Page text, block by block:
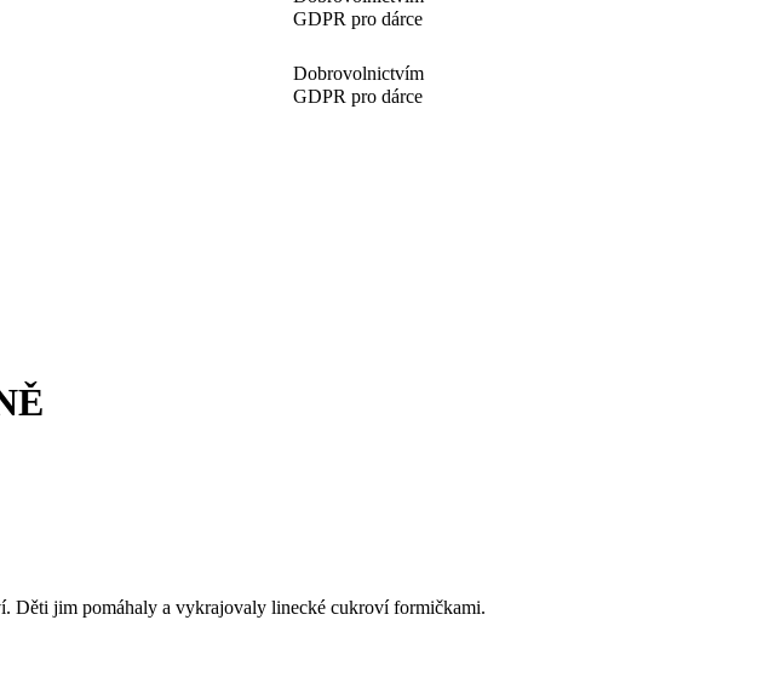
GDPR pro dárce
Dobrovolnictvím
GDPR pro dárce
Děti jim pomáhaly a vykrajovaly linecké cukroví formičkami.